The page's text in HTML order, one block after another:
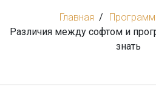
Главная
Различия между софтом и
знать